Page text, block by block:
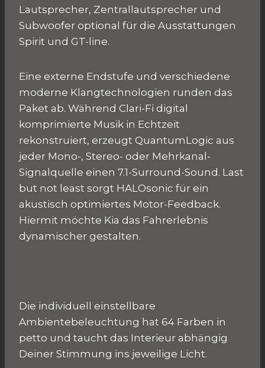
Lautsprecher, Zentrallautsprecher und
Subwoofer optional für die Ausstattungen
Spirit und GT-line.
Eine externe Endstufe und verschiedene
moderne Klangtechnologien runden das
Paket ab. Während Clari-Fi digital
komprimierte Musik in Echtzeit
rekonstruiert, erzeugt QuantumLogic aus
jeder Mono-, Stereo- oder Mehrkanal-
Signalquelle einen 7.1-Surround-Sound. Last
but not least sorgt HALOsonic für ein
akustisch optimiertes Motor-Feedback.
Hiermit möchte Kia das Fahrerlebnis
dynamischer gestalten.
Die individuell einstellbare
Ambientebeleuchtung hat 64 Farben in
petto und taucht das Interieur abhängig
Deiner Stimmung ins jeweilige Licht.